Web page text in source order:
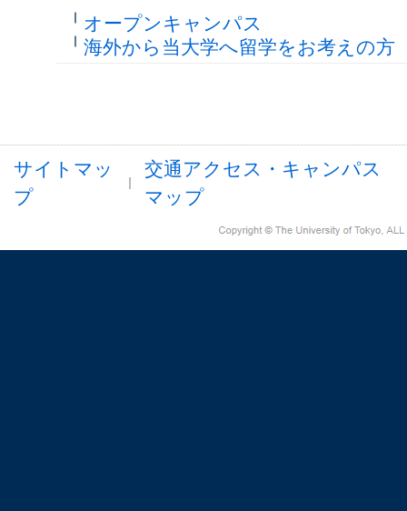
オープンキャンパス
海外から当大学へ留学をお考えの方
サイトマッ
プ
交通アクセス・キャンパス
マップ